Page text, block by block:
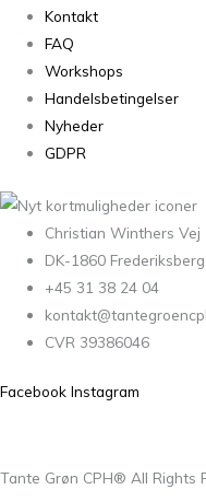
Kontakt
FAQ
Workshops
Handelsbetingelser
Nyheder
GDPR
Christian Winthers Vej
DK-1860 Frederiksberg
+45 31 38 24 04
CVR 39386046
Facebook Instagram
Tante Grøn CPH® All Rights